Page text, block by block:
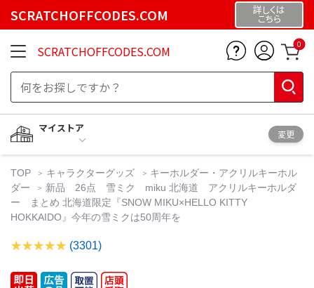
SCRATCHOFFCODES.COM 詳しくは
こちら
SCRATCHOFFCODES.COM 0
マイストア
変更
TOP キャラクターグッズ
キーホルダー・アクリルキーホル
ダー
新品 26点 雪ミク miku 北海道 アクリルキーホルダ
ー まとめ 北海道限定『SNOW MIKU×HELLO KITTY
HOKKAIDO』今年の雪ミクは50周年を
(3301)